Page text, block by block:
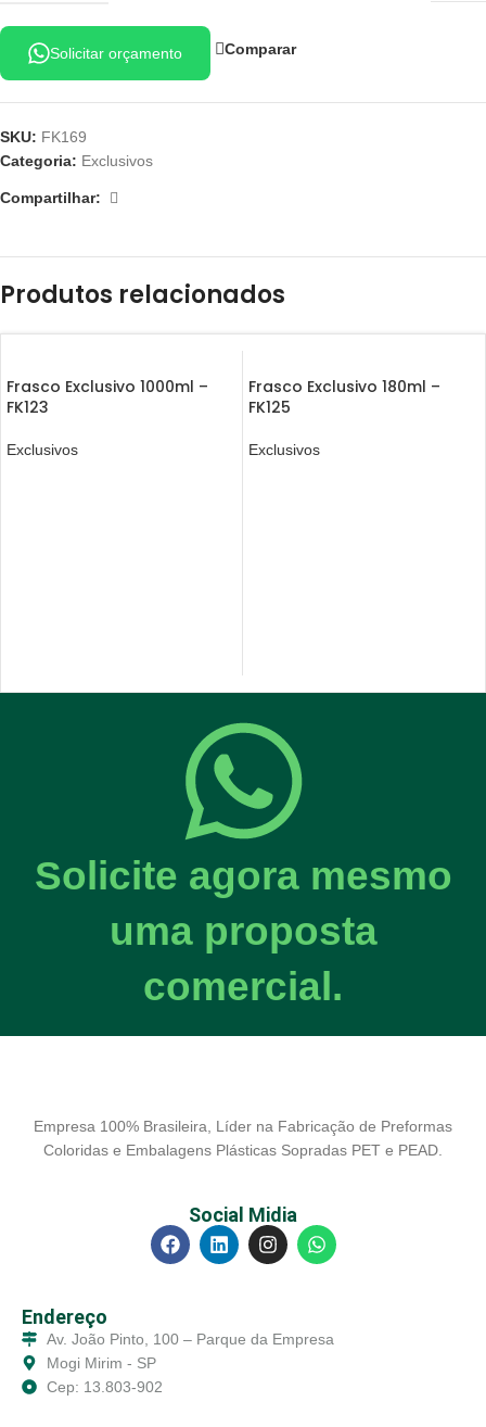
Solicitar orçamento Comparar
SKU: FK169
Categoria: Exclusivos
Compartilhar:
Produtos relacionados
Frasco Exclusivo 1000ml –
FK123
Exclusivos
Frasco Exclusivo 180ml –
FK125
Exclusivos
Solicite agora mesmo
uma proposta
comercial.
Empresa 100% Brasileira, Líder na Fabricação de Preformas
Coloridas e Embalagens Plásticas Sopradas PET e PEAD.
Social Midia
Endereço
Av. João Pinto, 100 – Parque da Empresa
Mogi Mirim - SP
Cep: 13.803-902